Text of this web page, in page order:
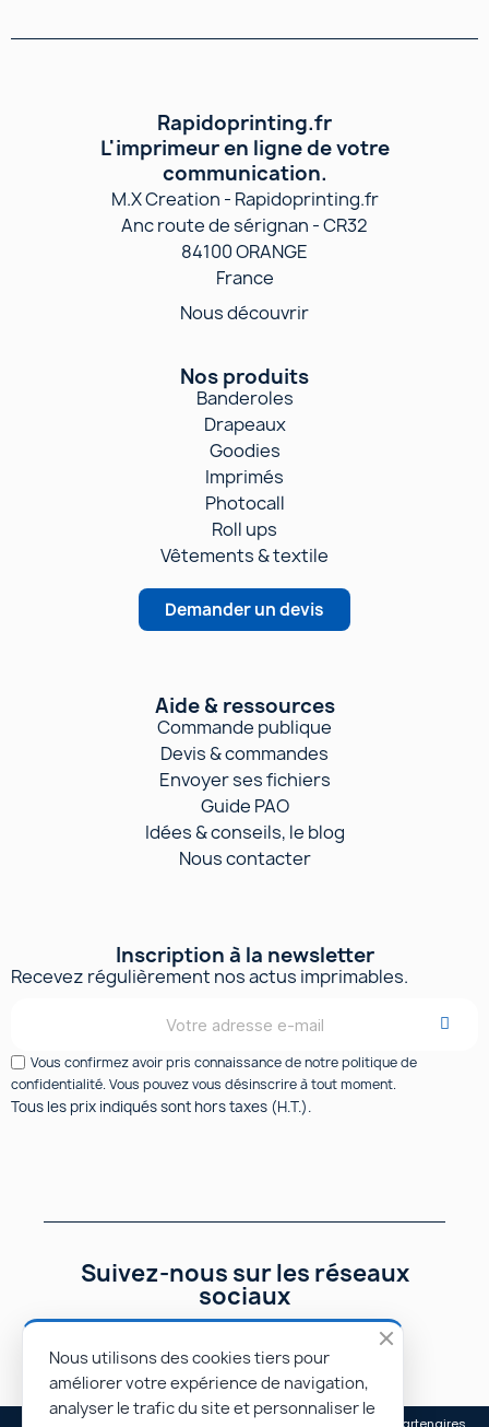
Rapidoprinting.fr
L'imprimeur en ligne de votre
communication.
M.X Creation - Rapidoprinting.fr
Anc route de sérignan - CR32
84100 ORANGE
Nous découvrir
Nos produits
Banderoles
Drapeaux
Goodies
Imprimés
Photocall
Roll ups
Vêtements & textile
Aide & ressources
Commande publique
Devis & commandes
Envoyer ses fichiers
Guide PAO
Inscription à la newsletter
Suivez-nous sur les réseaux
sociaux
Nous utilisons des cookies tiers pour
améliorer votre expérience de navigation,
analyser le trafic du site et personnaliser le